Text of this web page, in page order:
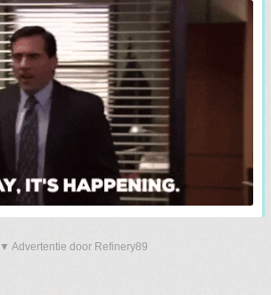
▼ Advertentie door Refinery89